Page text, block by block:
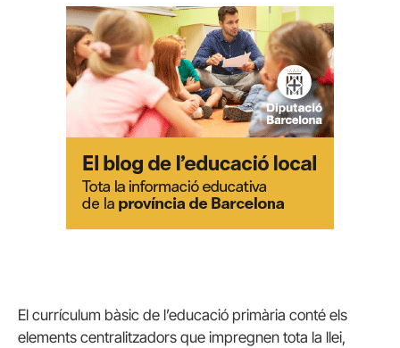
El currículum bàsic de l’educació primària conté els
elements centralitzadors que impregnen tota la llei,